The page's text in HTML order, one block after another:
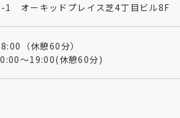
1 オーキッドプレイス芝4丁目ビル8F​
（休憩60分）
～19:00(休憩60分)